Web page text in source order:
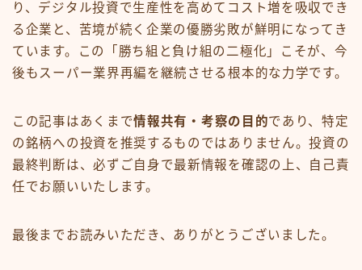
り、デジタル投資で生産性を高めてコスト増を吸収でき
る企業と、苦境が続く企業の優勝劣敗が鮮明になってき
ています。この「勝ち組と負け組の二極化」こそが、今
後もスーパー業界再編を継続させる根本的な力学です。
この記事はあくまで情報共有・考察の目的であり、特定
の銘柄への投資を推奨するものではありません。投資の
最終判断は、必ずご自身で最新情報を確認の上、自己責
任でお願いいたします。
最後までお読みいただき、ありがとうございました。